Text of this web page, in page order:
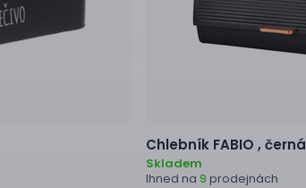
Chlebník FABIO , černá
Skladem
Ihned na 9 prodejnách